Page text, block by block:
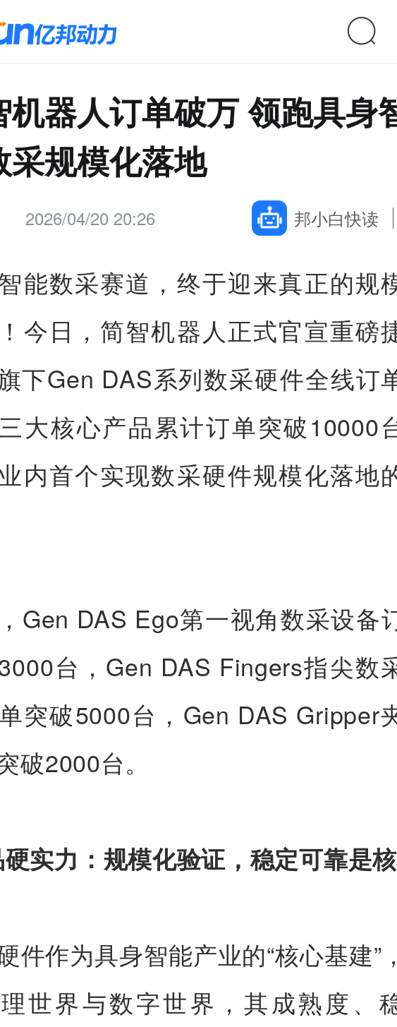
机器人订单破万 领跑具身
采规模化落地
2026/04/20 20:26 邦小白快读
能数采赛道，终于迎来真正的规
今日，简智机器人正式官宣重磅
Gen DAS系列数采硬件全线订
大核心产品累计订单突破10000
内首个实现数采硬件规模化落地
Gen DAS Ego第一视角数采设备
台，Gen DAS Fingers指尖数
突破5000台，Gen DAS Gripper
破2000台。
实力：规模化验证，稳定可靠是
件作为具身智能产业的“核心基建”
世界与数字世界，其成熟度、